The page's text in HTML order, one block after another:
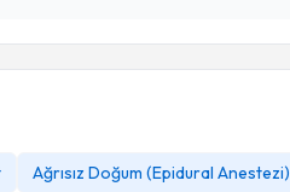
Ağrısız Doğum (Epidural Anestezi)